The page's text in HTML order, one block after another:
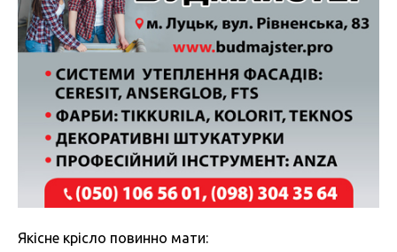
Якісне крісло повинно мати: